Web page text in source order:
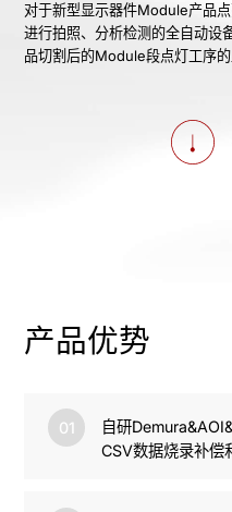
对于新型显示器件Module产品点
进行拍照、分析检测的全自动设
品切割后的Module段点灯工序的
产品优势
01
自研
CSV数据烧录补偿